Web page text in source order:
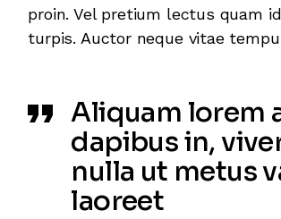
proin. Vel pretium lectus quam
turpis. Auctor neque vitae
Aliquam lorem
dapibus in,
nulla ut metus
laoreet